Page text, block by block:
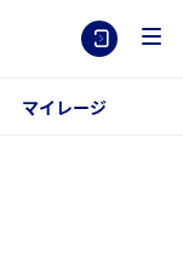
マイレージ